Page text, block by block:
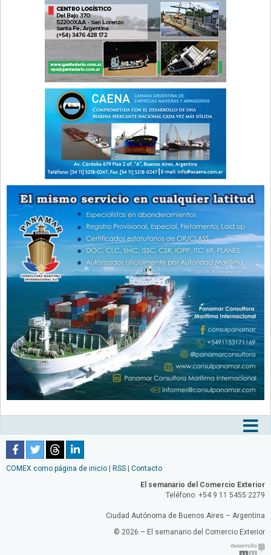
COMEX como página de inicio RSS
Contacto
El semanario del Comercio Exterior
Teléfono: +54 9 11 5455 2279
Ciudad Autónoma de Buenos Aires – Argentina
© 2026 – El semanario del Comercio Exterior